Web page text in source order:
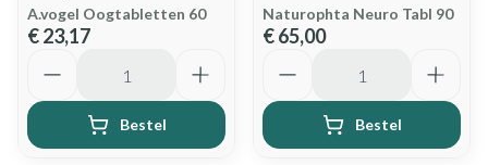
A.vogel Oogtabletten 60
€ 23,17
Bestel
Naturophta Neuro Tabl 90
€ 65,00
Bestel